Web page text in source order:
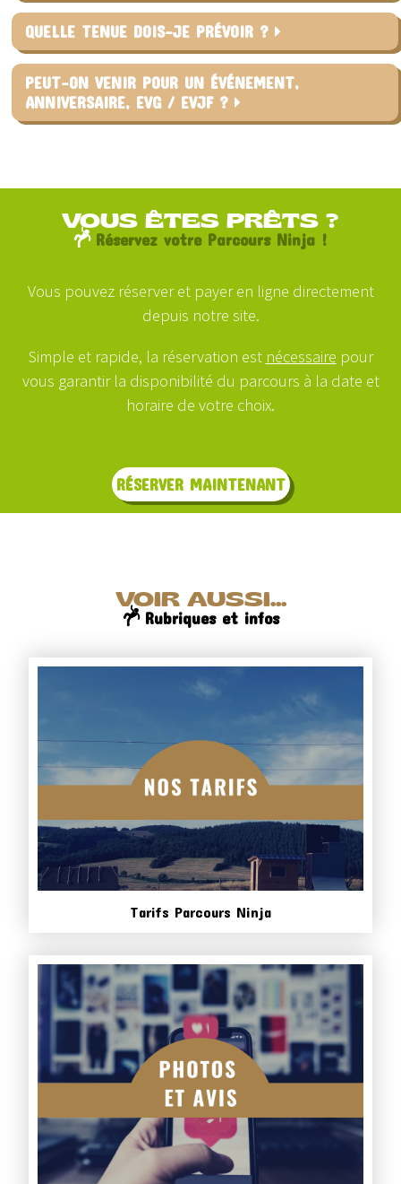
QUELLE TENUE DOIS-JE PRÉVOIR ?
PEUT-ON VENIR POUR UN ÉVÉNEMENT,
ANNIVERSAIRE, EVG / EVJF ?
VOUS ÊTES PRÊTS ?
Réservez votre Parcours Ninja !
Vous pouvez réserver et payer en ligne directement
depuis notre site.
Simple et rapide, la réservation est nécessaire pour
vous garantir la disponibilité du parcours à la date et
horaire de votre choix.
RÉSERVER MAINTENANT
VOIR AUSSI...
Rubriques et infos
Tarifs Parcours Ninja